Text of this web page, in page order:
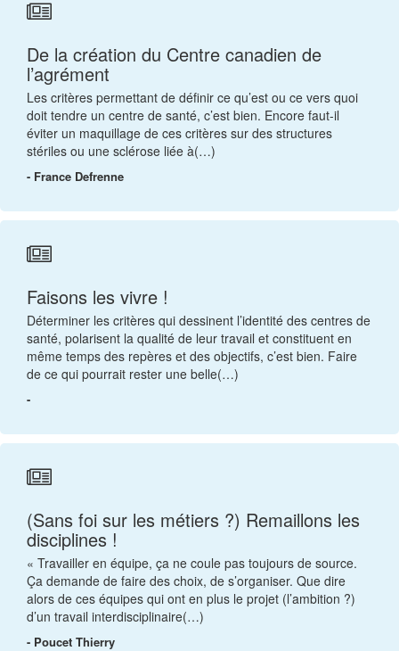
De la création du Centre canadien de
l’agrément
Les critères permettant de définir ce qu’est ou ce vers quoi
doit tendre un centre de santé, c’est bien. Encore faut-il
éviter un maquillage de ces critères sur des structures
stériles ou une sclérose liée à(…)
- France Defrenne
Faisons les vivre !
Déterminer les critères qui dessinent l’identité des centres de
santé, polarisent la qualité de leur travail et constituent en
même temps des repères et des objectifs, c’est bien. Faire
de ce qui pourrait rester une belle(…)
-
(Sans foi sur les métiers ?) Remaillons les
disciplines !
« Travailler en équipe, ça ne coule pas toujours de source.
Ça demande de faire des choix, de s’organiser. Que dire
alors de ces équipes qui ont en plus le projet (l’ambition ?)
d’un travail interdisciplinaire(…)
- Poucet Thierry